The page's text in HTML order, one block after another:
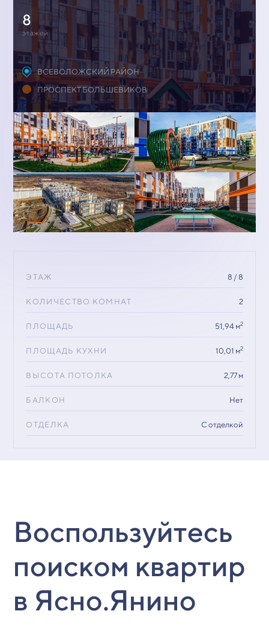
8
этажей
ВСЕВОЛОЖСКИЙ РАЙОН
ПРОСПЕКТ БОЛЬШЕВИКОВ
ЭТАЖ 8 / 8
КОЛИЧЕСТВО КОМНАТ 2
ПЛОЩАДЬ 51,94 м2
ПЛОЩАДЬ КУХНИ 10,01 м2
ВЫСОТА ПОТОЛКА 2,77 м
БАЛКОН Нет
ОТДЕЛКА С отделкой
Воспользуйтесь
поиском квартир
в Ясно.Янино